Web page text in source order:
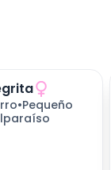
•Pequeño